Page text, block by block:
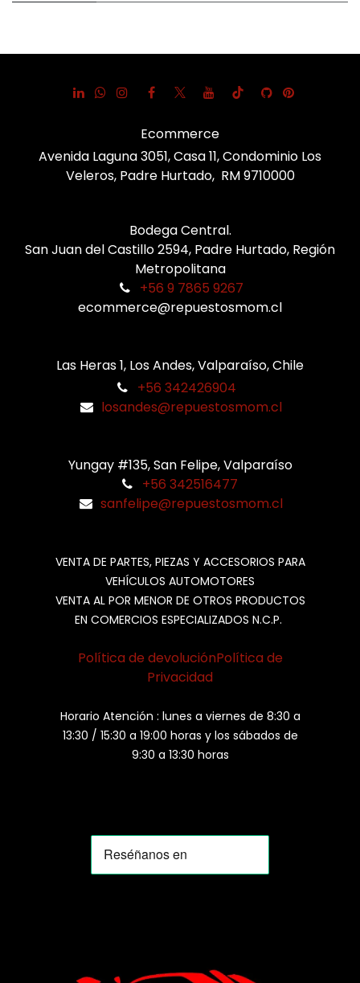
Ecommerce
Avenida Laguna 3051, Casa 11, Condominio Los
Veleros, Padre Hurtado, RM 9710000
Bodega Central.
San Juan del Castillo 2594, Padre Hurtado, Región
Metropolitana
+56 9 7865 9267
ecommerce@repuestosmom.cl
Las Heras 1, Los Andes, Valparaíso, Chile
+56 342426904
losandes@repuestosmom.cl
Yungay #135, San Felipe, Valparaíso
+56 342516477
sanfelipe@repuestosmom.cl
VENTA DE PARTES, PIEZAS Y ACCESORIOS PARA
VEHÍCULOS AUTOMOTORES
VENTA AL POR MENOR DE OTROS PRODUCTOS
EN COMERCIOS ESPECIALIZADOS N.C.P.
Política de devoluciónPolítica de
Privacidad
Horario Atención : lunes a viernes de 8:30 a
13:30 / 15:30 a 19:00 horas y los sábados de
9:30 a 13:30 horas